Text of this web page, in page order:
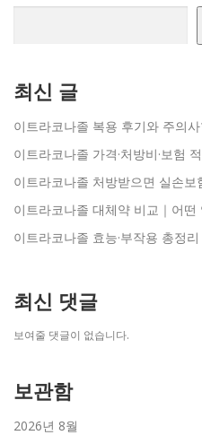
최신 글
이트라코나졸 복용 후기와 주의
이트라코나졸 가격·처방비·보험
이트라코나졸 처방받으면 실손보
이트라코나졸 대체약 비교｜어떤
이트라코나졸 효능·부작용 총정
최신 댓글
보여줄 댓글이 없습니다.
보관함
2026년 8월